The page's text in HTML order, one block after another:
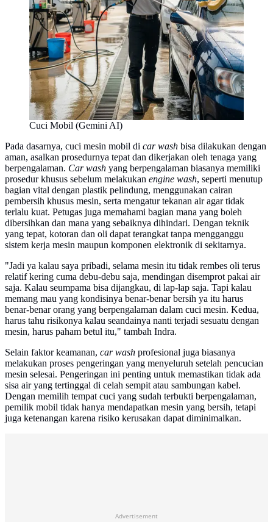
Cuci Mobil (Gemini AI)
Pada dasarnya, cuci mesin mobil di car wash bisa dilakukan dengan
aman, asalkan prosedurnya tepat dan dikerjakan oleh tenaga yang
berpengalaman. Car wash yang berpengalaman biasanya memiliki
prosedur khusus sebelum melakukan engine wash, seperti menutup
bagian vital dengan plastik pelindung, menggunakan cairan
pembersih khusus mesin, serta mengatur tekanan air agar tidak
terlalu kuat. Petugas juga memahami bagian mana yang boleh
dibersihkan dan mana yang sebaiknya dihindari. Dengan teknik
yang tepat, kotoran dan oli dapat terangkat tanpa mengganggu
sistem kerja mesin maupun komponen elektronik di sekitarnya.
"Jadi ya kalau saya pribadi, selama mesin itu tidak rembes oli terus
relatif kering cuma debu-debu saja, mendingan disemprot pakai air
saja. Kalau seumpama bisa dijangkau, di lap-lap saja. Tapi kalau
memang mau yang kondisinya benar-benar bersih ya itu harus
benar-benar orang yang berpengalaman dalam cuci mesin. Kedua,
harus tahu risikonya kalau seandainya nanti terjadi sesuatu dengan
mesin, harus paham betul itu," tambah Indra.
Selain faktor keamanan, car wash profesional juga biasanya
melakukan proses pengeringan yang menyeluruh setelah pencucian
mesin selesai. Pengeringan ini penting untuk memastikan tidak ada
sisa air yang tertinggal di celah sempit atau sambungan kabel.
Dengan memilih tempat cuci yang sudah terbukti berpengalaman,
pemilik mobil tidak hanya mendapatkan mesin yang bersih, tetapi
juga ketenangan karena risiko kerusakan dapat diminimalkan.
Advertisement